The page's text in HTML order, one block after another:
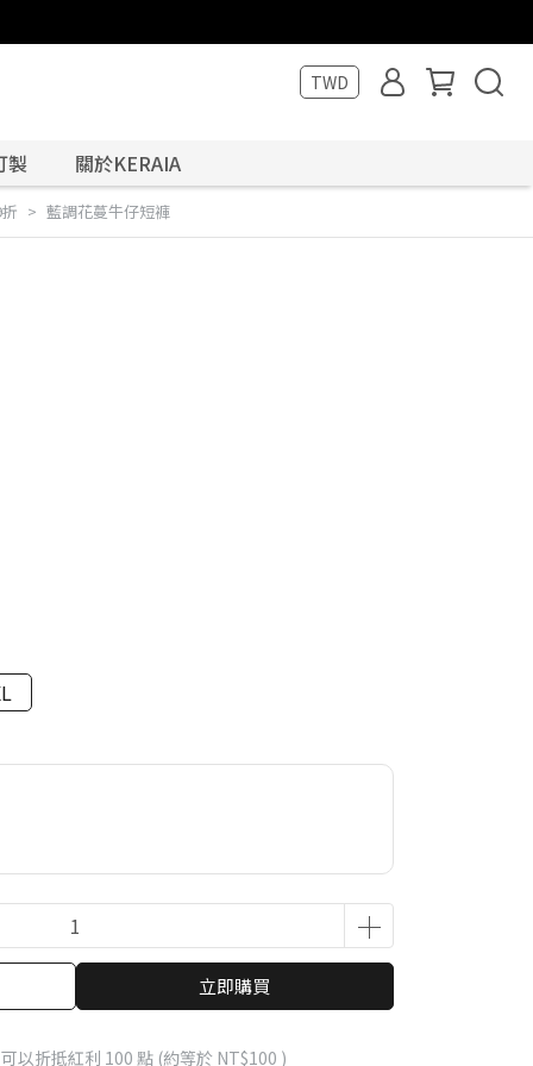
TWD
製 關於KERAIA
藍調花蔓牛仔短褲
立即購買
以折抵紅利 100 點 (約等於 NT$100 )